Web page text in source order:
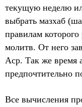
текущую неделю
выбрать мазхаб
правилам
молитв. От него
Аср. Так же время
предпочтительно
Все вычисления